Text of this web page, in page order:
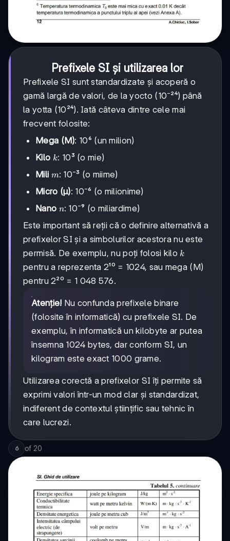
Prefixele SI și utilizarea lor
Prefixele SI sunt standardizate și acoperă o
gamă largă de valori, de la yocto (10⁻²⁴) până
la yotta (10²⁴). Iată câteva dintre cele mai
frecvent folosite:
Mega (M): 10⁶ (un milion)
Kilo k
k: 10³ (o mie)
Mili m
m: 10⁻³ (o miime)
Micro (μ): 10⁻⁶ (o milionime)
Nano n
n: 10⁻⁹ (o miliardime)
Este important să reții că o definire alternativă a
prefixelor SI și a simbolurilor acestora nu este
permisă. De exemplu, nu poți folosi kilok
k
pentru a reprezenta 2¹⁰ = 1024, sau mega (M)
pentru 2²⁰ = 1 048 576.
Atenție! Nu confunda prefixele binare
(folosite în informatică) cu prefixele SI. De
exemplu, în informatică un kilobyte ar putea
însemna 1024 bytes, dar conform SI, un
kilogram este exact 1000 grame.
Utilizarea corectă a prefixelor SI îți permite să
exprimi valori într-un mod clar și standardizat,
indiferent de contextul științific sau tehnic în
care lucrezi.
6 of 20